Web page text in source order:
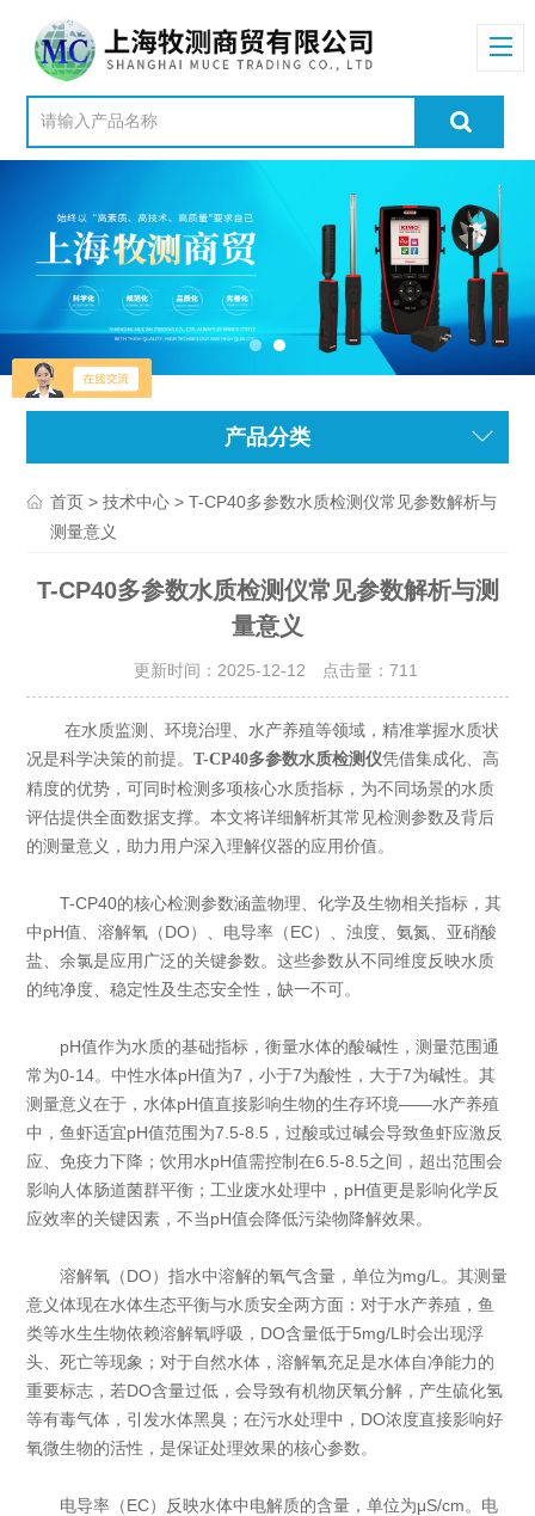
产品分类
首页 >技术中心 > T-CP40多参数水质检测仪常见参数解析与
测量意义
T-CP40多参数水质检测仪常见参数解析与测
量意义
更新时间：2025-12-12 点击量： 711
在水质监测、环境治理、水产养殖等领域，精准掌握水质状
况是科学决策的前提。T-CP40多参数水质检测仪凭借集成化、高
精度的优势，可同时检测多项核心水质指标，为不同场景的水质
评估提供全面数据支撑。本文将详细解析其常见检测参数及背后
的测量意义，助力用户深入理解仪器的应用价值。
T-CP40的核心检测参数涵盖物理、化学及生物相关指标，其
中pH值、溶解氧（DO）、电导率（EC）、浊度、氨氮、亚硝酸
盐、余氯是应用广泛的关键参数。这些参数从不同维度反映水质
的纯净度、稳定性及生态安全性，缺一不可。
pH值作为水质的基础指标，衡量水体的酸碱性，测量范围通
常为0-14。中性水体pH值为7，小于7为酸性，大于7为碱性。其
测量意义在于，水体pH值直接影响生物的生存环境——水产养殖
中，鱼虾适宜pH值范围为7.5-8.5，过酸或过碱会导致鱼虾应激反
应、免疫力下降；饮用水pH值需控制在6.5-8.5之间，超出范围会
影响人体肠道菌群平衡；工业废水处理中，pH值更是影响化学反
应效率的关键因素，不当pH值会降低污染物降解效果。
溶解氧（DO）指水中溶解的氧气含量，单位为mg/L。其测量
意义体现在水体生态平衡与水质安全两方面：对于水产养殖，鱼
类等水生生物依赖溶解氧呼吸，DO含量低于5mg/L时会出现浮
头、死亡等现象；对于自然水体，溶解氧充足是水体自净能力的
重要标志，若DO含量过低，会导致有机物厌氧分解，产生硫化氢
等有毒气体，引发水体黑臭；在污水处理中，DO浓度直接影响好
氧微生物的活性，是保证处理效果的核心参数。
电导率（EC）反映水体中电解质的含量，单位为μS/cm。电